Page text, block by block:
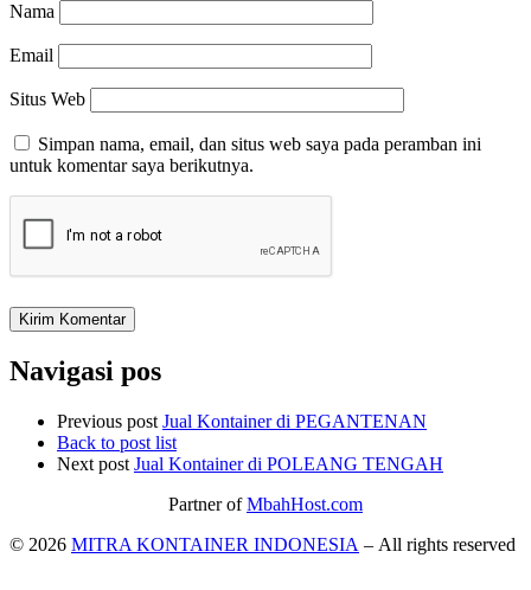
Nama
Email
Situs Web
Simpan nama, email, dan situs web saya pada peramban ini
untuk komentar saya berikutnya.
Navigasi pos
Previous post Jual Kontainer di PEGANTENAN
Back to post list
Next post Jual Kontainer di POLEANG TENGAH
Partner ofMbahHost.com
© 2026 MITRA KONTAINER INDONESIA – All rights reserved